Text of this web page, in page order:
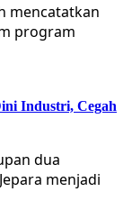
mencatatkan
program
Industri, Cegah
dua
menjadi